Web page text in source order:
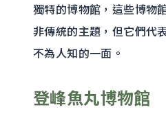
獨特的博物館，這些博物
非傳統的主題，但它們代
不為人知的一面。
登峰魚丸博物館